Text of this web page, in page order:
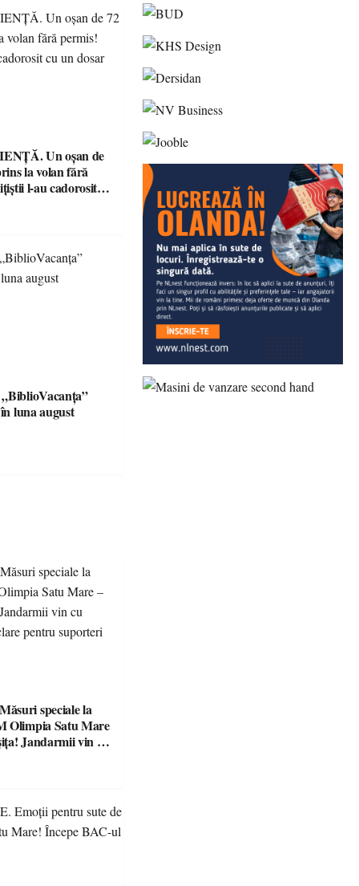
Un oșan de
la volan fără
l-au cadorosit
luna august
speciale la
Olimpia Satu Mare
Jandarmii vin cu